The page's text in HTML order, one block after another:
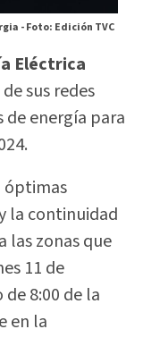
-Foto: Edición TVC
Eléctrica
sus redes
energía para
óptimas
la continuidad
las zonas que
11 de
8:00 de la
en la